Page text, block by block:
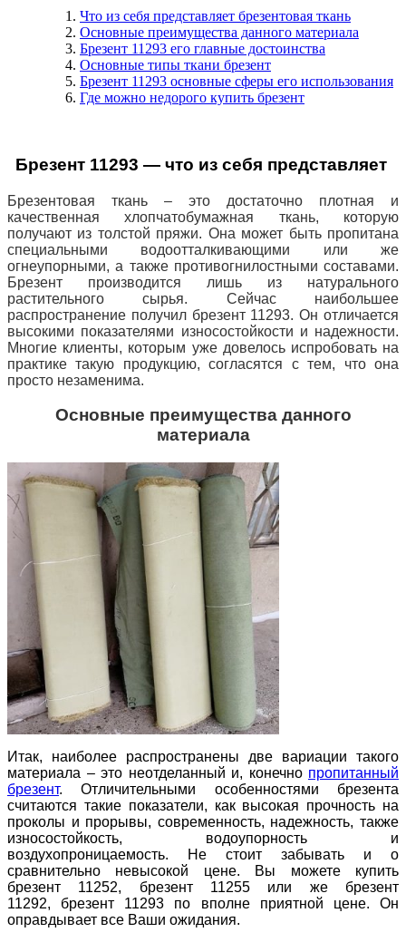
Что из себя представляет брезентовая ткань
Основные преимущества данного материала
Брезент 11293 его главные достоинства
Основные типы ткани брезент
Брезент 11293 основные сферы его использования
Где можно недорого купить брезент
Брезент 11293 — что из себя представляет
Брезентовая ткань – это достаточно плотная и
качественная хлопчатобумажная ткань, которую
получают из толстой пряжи. Она может быть пропитана
специальными водоотталкивающими или же
огнеупорными, а также противогнилостными составами.
Брезент производится лишь из натурального
растительного сырья. Сейчас наибольшее
распространение получил брезент 11293. Он отличается
высокими показателями износостойкости и надежности.
Многие клиенты, которым уже довелось испробовать на
практике такую продукцию, согласятся с тем, что она
просто незаменима.
Основные преимущества данного
материала
Итак, наиболее распространены две вариации такого
материала – это неотделанный и, конечно пропитанный
брезент. Отличительными особенностями брезента
считаются такие показатели, как высокая прочность на
проколы и прорывы, современность, надежность, также
износостойкость, водоупорность и
воздухопроницаемость. Не стоит забывать и о
сравнительно невысокой цене. Вы можете купить
брезент 11252, брезент 11255
или же брезент
11292, брезент 11293 по вполне приятной цене. Он
оправдывает все Ваши ожидания.